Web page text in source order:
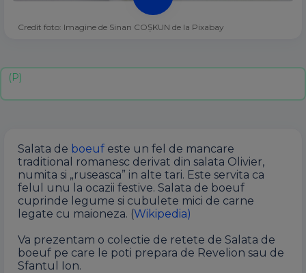
Credit foto: Imagine de Sinan COŞKUN de la Pixabay
Salata de boeuf este un fel de mancare
traditional romanesc derivat din salata Olivier,
numita si „ruseasca” in alte tari. Este servita ca
felul unu la ocazii festive. Salata de boeuf
cuprinde legume si cubulete mici de carne
legate cu maioneza. (Wikipedia)
Va prezentam o colectie de retete de Salata de
boeuf pe care le poti prepara de Revelion sau de
Sfantul Ion.